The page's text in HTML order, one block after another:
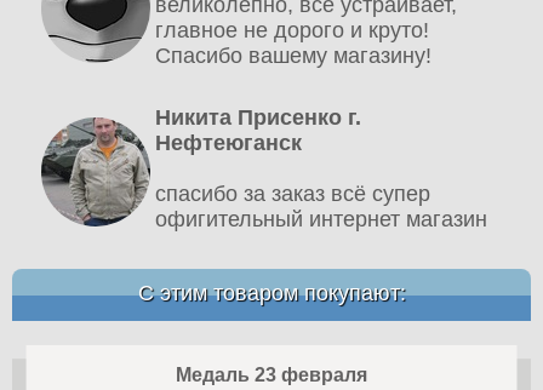
главное не дорого и круто!
Спасибо вашему магазину!
Никита Присенко г.
Нефтеюганск
спасибо за заказ всё супер
офигительный интернет магазин
С этим товаром покупают:
Медаль 23 февраля